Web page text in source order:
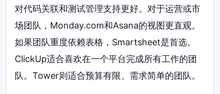
对代码关联和测试管理支持更好。对于运营或市
场团队，Monday.com和Asana的视图更直观。
如果团队重度依赖表格，Smartsheet是首选。
ClickUp适合喜欢在一个平台完成所有工作的团
队。Tower则适合预算有限、需求简单的团队。